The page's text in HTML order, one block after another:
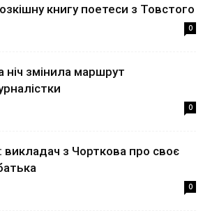
книгу поетеси з Товстого
0
ніч змінила маршрут
0
викладач з Чорткова про своє
0